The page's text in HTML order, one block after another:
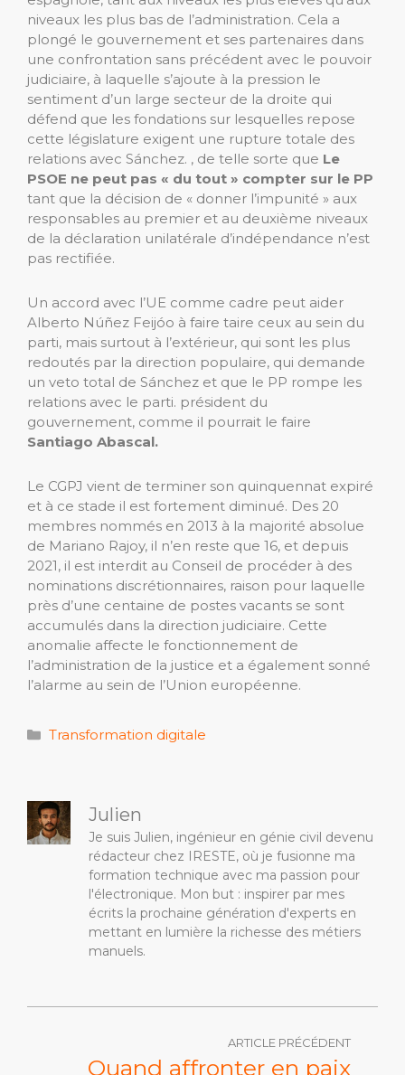
niveaux les plus bas de l’administration. Cela a
plongé le gouvernement et ses partenaires dans
une confrontation sans précédent avec le pouvoir
judiciaire, à laquelle s’ajoute à la pression le
sentiment d’un large secteur de la droite qui
défend que les fondations sur lesquelles repose
cette législature exigent une rupture totale des
relations avec Sánchez. , de telle sorte que Le
PSOE ne peut pas « du tout » compter sur le PP
tant que la décision de « donner l’impunité » aux
responsables au premier et au deuxième niveaux
de la déclaration unilatérale d’indépendance n’est
pas rectifiée.
Un accord avec l’UE comme cadre peut aider
Alberto Núñez Feijóo à faire taire ceux au sein du
parti, mais surtout à l’extérieur, qui sont les plus
redoutés par la direction populaire, qui demande
un veto total de Sánchez et que le PP rompe les
relations avec le parti. président du
gouvernement, comme il pourrait le faire
Santiago Abascal.
Le CGPJ vient de terminer son quinquennat expiré
et à ce stade il est fortement diminué. Des 20
membres nommés en 2013 à la majorité absolue
de Mariano Rajoy, il n’en reste que 16, et depuis
2021, il est interdit au Conseil de procéder à des
nominations discrétionnaires, raison pour laquelle
près d’une centaine de postes vacants se sont
accumulés dans la direction judiciaire. Cette
anomalie affecte le fonctionnement de
l’administration de la justice et a également sonné
l’alarme au sein de l’Union européenne.
Catégories
Transformation digitale
Julien
Je suis Julien, ingénieur en génie civil devenu
rédacteur chez IRESTE, où je fusionne ma
formation technique avec ma passion pour
l'électronique. Mon but : inspirer par mes
écrits la prochaine génération d'experts en
mettant en lumière la richesse des métiers
manuels.
ARTICLE PRÉCÉDENT
Quand affronter en paix